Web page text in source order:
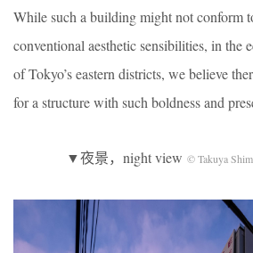
While such a building might not conform
conventional aesthetic sensibilities, in the
of Tokyo’s eastern districts, we believe
for a structure with such boldness and
▼夜景，night view © Takuya